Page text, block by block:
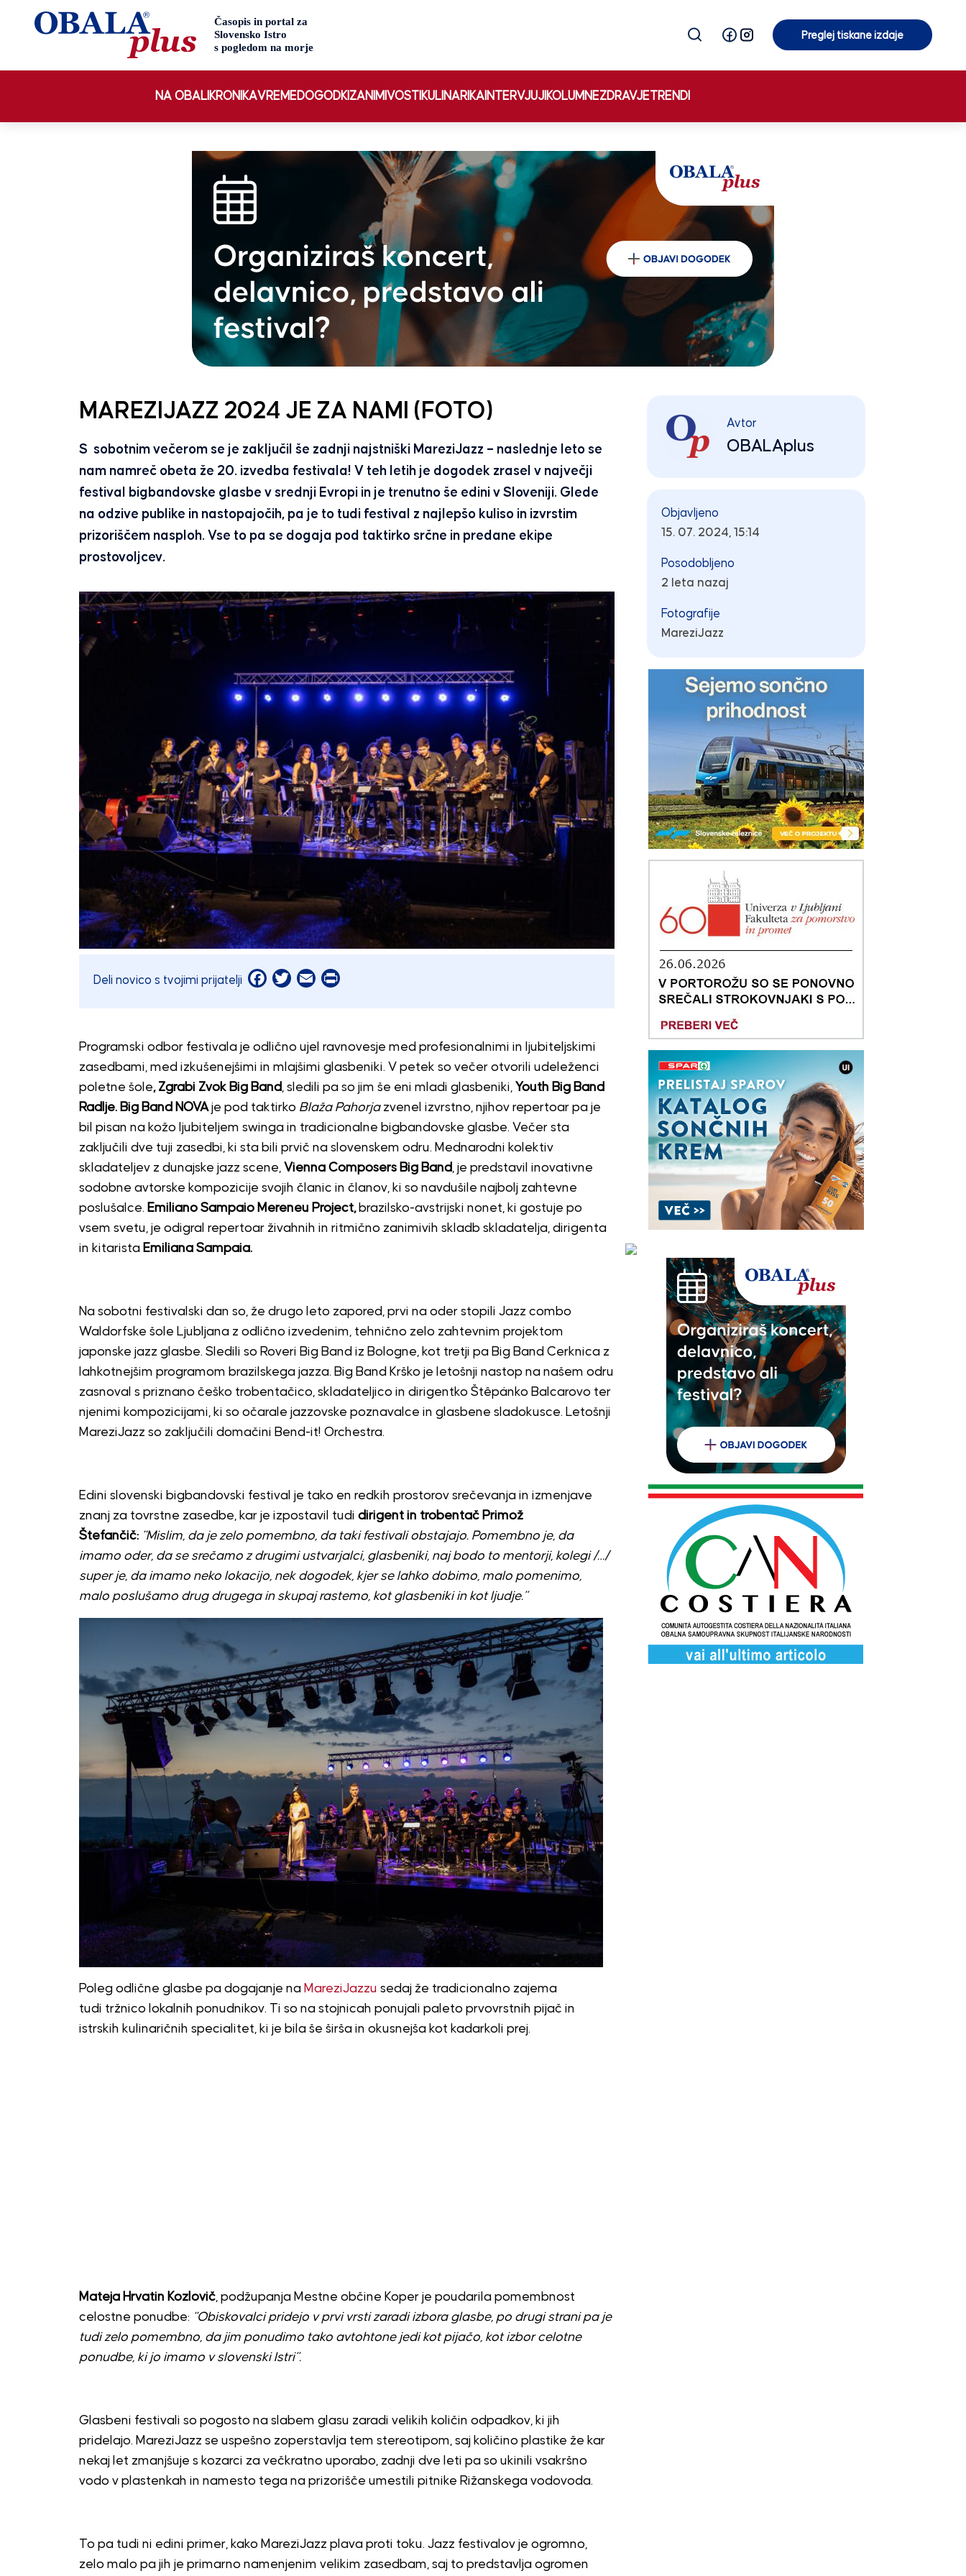
Preglej tiskane izdaje
NA OBALI KRONIKAVREMEDOGODKIZANIMIVOSTI KULINARIKA INTERVJUJI KOLUMNEZDRAVJETRENDI
MAREZIJAZZ 2024 JE ZA NAMI (FOTO)
S sobotnim večerom se je zaključil še zadnji najstniški MareziJazz – naslednje leto se
nam namreč obeta že 20. izvedba festivala! V teh letih je dogodek zrasel v največji
festival bigbandovske glasbe v srednji Evropi in je trenutno še edini v Sloveniji. Glede
na odzive publike in nastopajočih, pa je to tudi festival z najlepšo kuliso in izvrstim
prizoriščem nasploh. Vse to pa se dogaja pod taktirko srčne in predane ekipe
prostovoljcev.
Deli novico s tvojimi prijatelji Facebook
Twitter
EmailPrint
Programski odbor festivala je odlično ujel ravnovesje med profesionalnimi in ljubiteljskimi
zasedbami, med izkušenejšimi in mlajšimi glasbeniki. V petek so večer otvorili udeleženci
poletne šole, Zgrabi Zvok Big Band, sledili pa so jim še eni mladi glasbeniki, Youth Big Band
Radlje. Big Band NOVAje pod taktirko Blaža Pahorjazvenel izvrstno, njihov repertoar pa je
bil pisan na kožo ljubiteljem swinga in tradicionalne bigbandovske glasbe. Večer sta
zaključili dve tuji zasedbi, ki sta bili prvič na slovenskem odru. Mednarodni kolektiv
skladateljev z dunajske jazz scene, Vienna Composers Big Band, je predstavil inovativne
sodobne avtorske kompozicije svojih članic in članov, ki so navdušile najbolj zahtevne
poslušalce. Emiliano Sampaio Mereneu Project,brazilsko-avstrijski nonet, ki gostuje po
vsem svetu, je odigral repertoar živahnih in ritmično zanimivih skladb skladatelja, dirigenta
in kitaristaEmiliana Sampaia.
Na sobotni festivalski dan so, že drugo leto zapored, prvi na oder stopili Jazz combo
Waldorfske šole Ljubljana z odlično izvedenim, tehnično zelo zahtevnim projektom
japonske jazz glasbe. Sledili so Roveri Big Band iz Bologne, kot tretji pa Big Band Cerknica z
lahkotnejšim programom brazilskega jazza. Big Band Krško je letošnji nastop na našem odru
zasnoval s priznano češko trobentačico, skladateljico in dirigentko Štêpánko Balcarovo ter
njenimi kompozicijami, ki so očarale jazzovske poznavalce in glasbene sladokusce. Letošnji
MareziJazz so zaključili domačini Bend-it! Orchestra.
Edini slovenski bigbandovski festival je tako en redkih prostorov srečevanja in izmenjave
znanj za tovrstne zasedbe, kar je izpostavil tudi dirigent in trobentač Primož
Štefančič: “Mislim, da je zelo pomembno, da taki festivali obstajajo. Pomembno je, da
imamo oder, da se srečamo z drugimi ustvarjalci, glasbeniki, naj bodo to mentorji, kolegi /…/
super je, da imamo neko lokacijo, nek dogodek, kjer se lahko dobimo, malo pomenimo,
malo poslušamo drug drugega in skupaj rastemo, kot glasbeniki in kot ljudje.”
Poleg odlične glasbe pa dogajanje na MareziJazzu sedaj že tradicionalno zajema
tudi tržnico lokalnih ponudnikov. Ti so na stojnicah ponujali paleto prvovrstnih pijač in
istrskih kulinaričnih specialitet, ki je bila še širša in okusnejša kot kadarkoli prej.
Mateja Hrvatin Kozlovič, podžupanja Mestne občine Koper je poudarila pomembnost
celostne ponudbe: “Obiskovalci pridejo v prvi vrsti zaradi izbora glasbe, po drugi strani pa je
tudi zelo pomembno, da jim ponudimo tako avtohtone jedi kot pijačo, kot izbor celotne
ponudbe, ki jo imamo v slovenski Istri”.
Glasbeni festivali so pogosto na slabem glasu zaradi velikih količin odpadkov, ki jih
pridelajo. MareziJazz se uspešno zoperstavlja tem stereotipom, saj količino plastike že kar
nekaj let zmanjšuje s kozarci za večkratno uporabo, zadnji dve leti pa so ukinili vsakršno
vodo v plastenkah in namesto tega na prizorišče umestili pitnike Rižanskega vodovoda.
To pa tudi ni edini primer, kako MareziJazz plava proti toku. Jazz festivalov je ogromno,
zelo malo pa jih je primarno namenjenim velikim zasedbam, saj to predstavlja ogromen
Avtor
OBALAplus
Objavljeno
15. 07. 2024, 15:14
Posodobljeno
2 leta nazaj
Fotografije
MareziJazz